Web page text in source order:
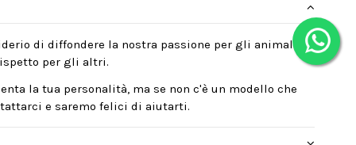
di diffondere la nostra passione per gli animali,
per gli altri.
la tua personalità, ma se non c'è un modello che
e saremo felici di aiutarti.